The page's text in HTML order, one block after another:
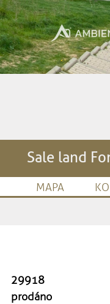
Sale land
MAPA
29918
prodáno